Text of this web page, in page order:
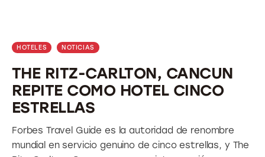
HOTELES NOTICIAS
THE RITZ-CARLTON, CANCUN
REPITE COMO HOTEL CINCO
ESTRELLAS
Forbes Travel Guide es la autoridad de renombre
mundial en servicio genuino de cinco estrellas, y The